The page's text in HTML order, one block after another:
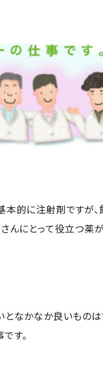
本的に注射剤ですが
んにとって役立つ薬
なかなか良いものは
す。